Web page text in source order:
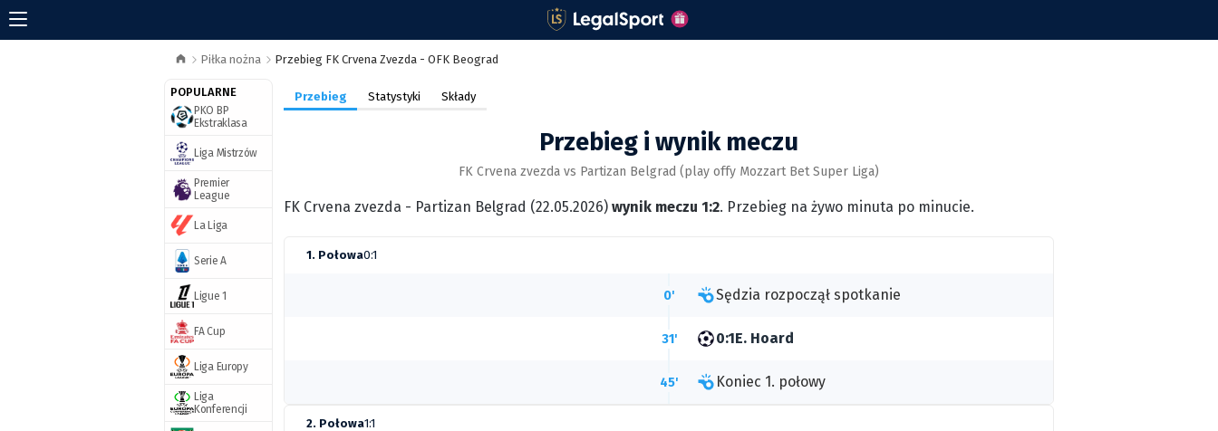
Piłka nożna Przebieg FK Crvena Zvezda - OFK Beograd
POPULARNE
PKO BP
Ekstraklasa
Liga Mistrzów
Premier
League
La Liga
Serie A
Ligue 1
FA Cup
Liga Europy
Liga
Konferencji
Przebieg Statystyki Składy
Przebieg i wynik meczu
FK Crvena zvezda vs Partizan Belgrad (play offy Mozzart Bet Super Liga)
FK Crvena zvezda - Partizan Belgrad (22.05.2026) wynik meczu 1:2. Przebieg na żywo minuta po minucie.
1. Połowa0:1
0' Sędzia rozpoczął spotkanie
31' 0:1E. Hoard
45' Koniec 1. połowy
2. Połowa1:1